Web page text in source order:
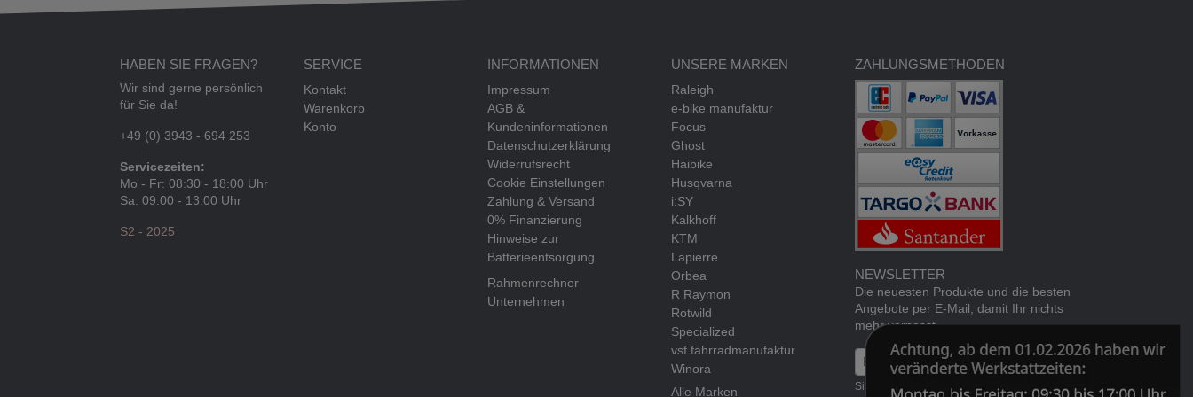
HABEN SIE FRAGEN?
Wir sind gerne persönlich
für Sie da!
+49 (0) 3943 - 694 253
Servicezeiten:
Mo - Fr: 08:30 - 18:00 Uhr
Sa: 09:00 - 13:00 Uhr
S2 - 2025
SERVICE
Kontakt
Warenkorb
Konto
INFORMATIONEN
Impressum
AGB &
Kundeninformationen
Datenschutzerklärung
Widerrufsrecht
Cookie Einstellungen
Zahlung & Versand
0% Finanzierung
Hinweise zur
Batterieentsorgung
Rahmenrechner
Unternehmen
UNSERE MARKEN
Raleigh
e-bike manufaktur
Focus
Ghost
Haibike
Husqvarna
i:SY
Kalkhoff
KTM
Lapierre
Orbea
R Raymon
Rotwild
Specialized
vsf fahrradmanufaktur
Winora
Alle Marken
ZAHLUNGSMETHODEN
NEWSLETTER
Die neuesten Produkte und die besten
Angebote per E-Mail, damit Ihr nichts
mehr verpasst.
Newsletter Abonnieren
Sie können den Newsletter jederzeit